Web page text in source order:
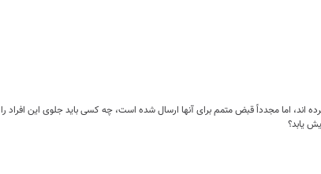
اما مجدداً قبض متمم برای آنها ارسال شده است، چه کسی باید جلوی این افراد را
یابد؟